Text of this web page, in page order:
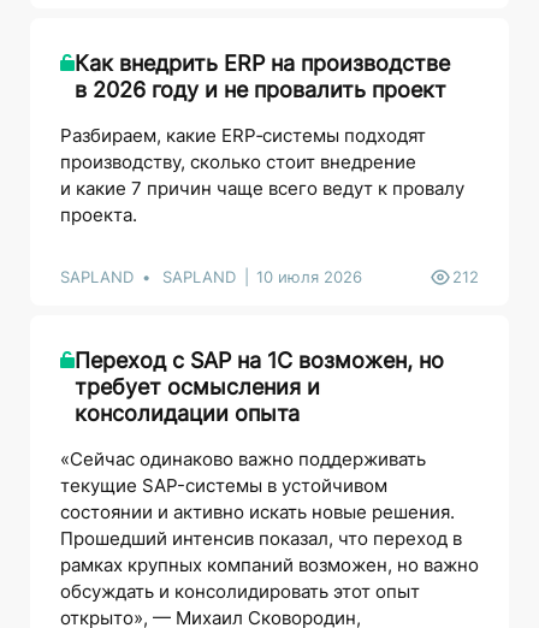
Как внедрить ERP на производстве
в 2026 году и не провалить проект
Разбираем, какие ERP‑системы подходят
производству, сколько стоит внедрение
и какие 7 причин чаще всего ведут к провалу
проекта.
SAPLAND SAPLAND 10 июля 2026 212
Переход с SAP на 1С возможен, но
требует осмысления и
консолидации опыта
«Сейчас одинаково важно поддерживать
текущие SAP-системы в устойчивом
состоянии и активно искать новые решения.
Прошедший интенсив показал, что переход в
рамках крупных компаний возможен, но важно
обсуждать и консолидировать этот опыт
открыто», — Михаил Сковородин,